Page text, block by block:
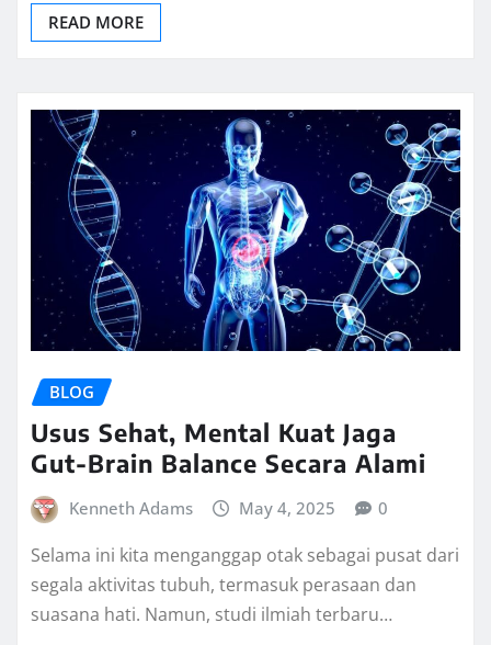
READ MORE
BLOG
Usus Sehat, Mental Kuat Jaga
Gut-Brain Balance Secara Alami
Kenneth Adams May 4, 2025 0
Selama ini kita menganggap otak sebagai pusat dari
segala aktivitas tubuh, termasuk perasaan dan
suasana hati. Namun, studi ilmiah terbaru…